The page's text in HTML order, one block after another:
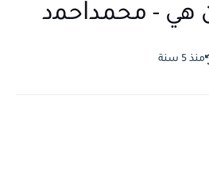
هي - ﻣﺤﻤﺪﺍﺣﻤد
منذ 5 سنة